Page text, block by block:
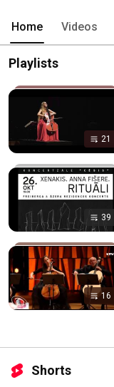
Home Videos
Playlists
21
39
16
Shorts